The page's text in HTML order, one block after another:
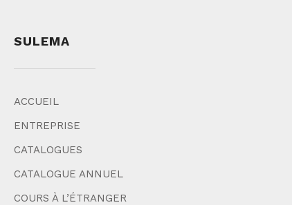
SULEMA
ACCUEIL
ENTREPRISE
CATALOGUES
CATALOGUE ANNUEL
COURS À L’ÉTRANGER